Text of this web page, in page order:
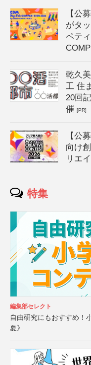
【公
がタ
ペテ
乾久
工 住
20回
催[PR]
【公
向け
リエ
特集
編集部セレクト
自由研究にもおすすめ！
夏》